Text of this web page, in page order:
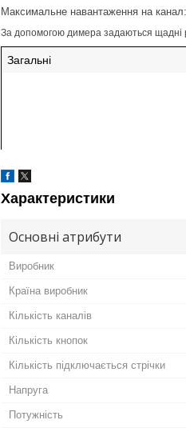
Максимальне навантаження на
За допомогою димера задаються щадні
Загальні
Характеристики
Основні атрибути
Виробник
Країна виробник
Кількість каналів
Кількість кнопок
Кількість підключається стрічки
Напруга
Потужність